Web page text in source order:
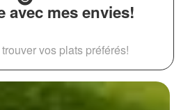
avec mes envies!
vos plats préférés!